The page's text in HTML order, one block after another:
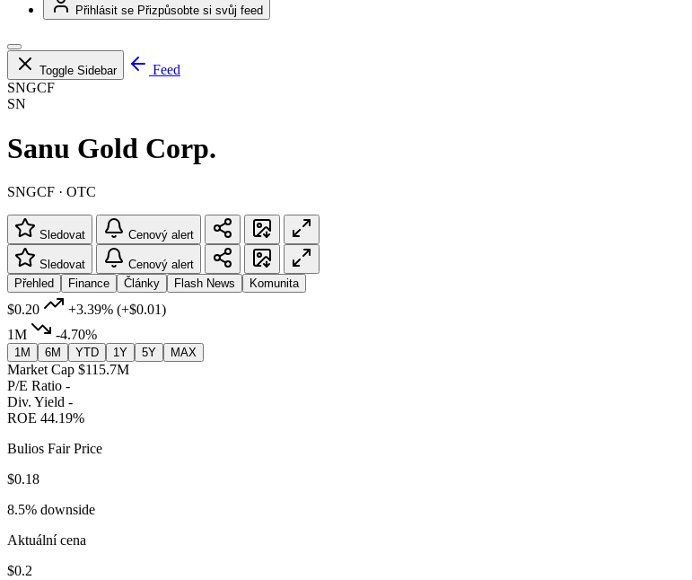
Přihlásit se Přizpůsobte si svůj feed
Toggle Sidebar
Feed
SNGCF
SN
Sanu Gold Corp.
SNGCF · OTC
Sledovat Cenový alert
Sledovat
Cenový alert
Přehled
Finance Články Flash News Komunita
$0.20 +3.39% (+$0.01)
1M
-4.70%
1M 6M YTD 1Y 5Y MAX
Market Cap $115.7M
P/E Ratio -
Div. Yield -
ROE 44.19%
Bulios Fair Price
$0.18
8.5% downside
Aktuální cena
$0.2